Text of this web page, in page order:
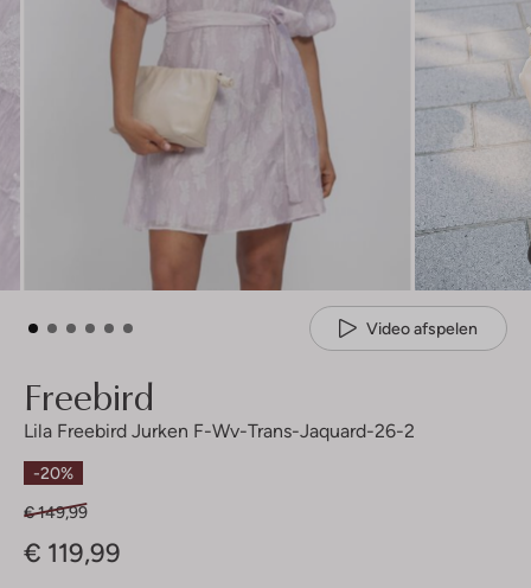
Video afspelen
Freebird
Lila Freebird Jurken F-Wv-Trans-Jaquard-26-2
-20%
€ 149,99
€ 119,99